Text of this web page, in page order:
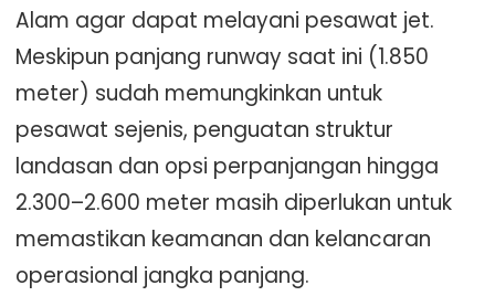
Alam agar dapat melayani pesawat jet.
Meskipun panjang runway saat ini (1.850
meter) sudah memungkinkan untuk
pesawat sejenis, penguatan struktur
landasan dan opsi perpanjangan hingga
2.300–2.600 meter masih diperlukan untuk
memastikan keamanan dan kelancaran
operasional jangka panjang.